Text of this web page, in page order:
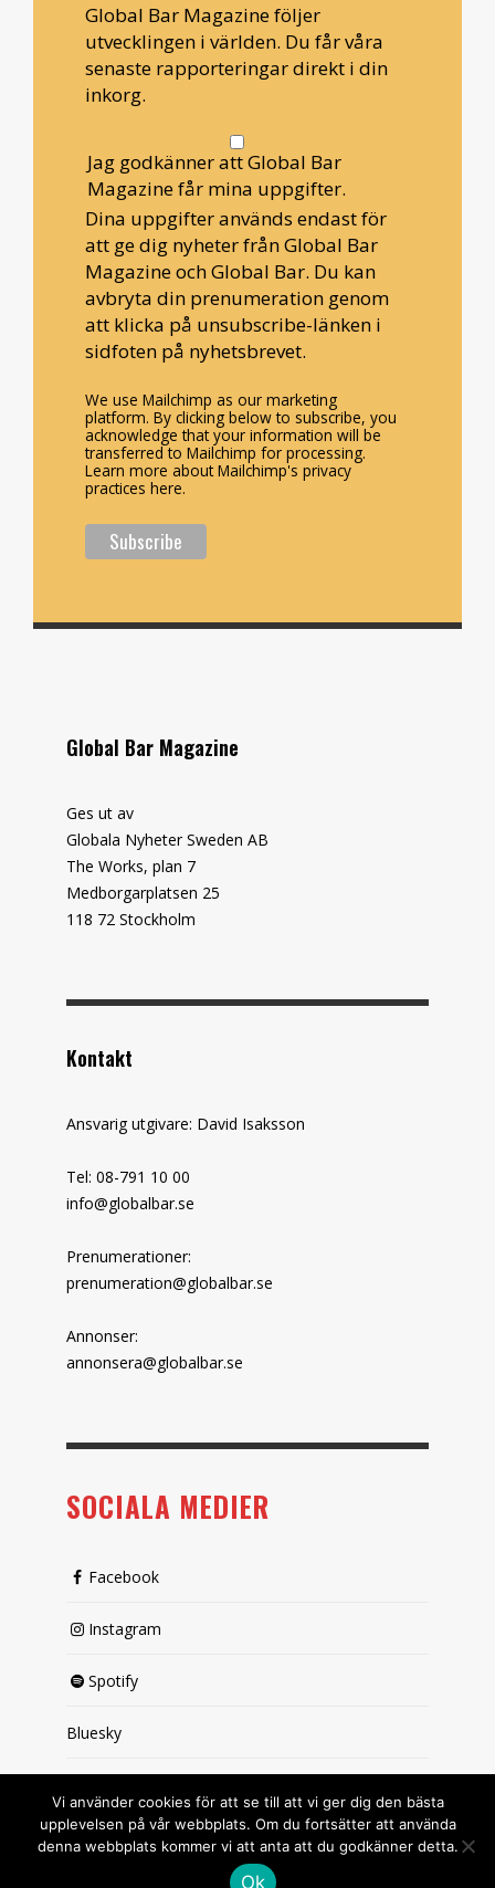
Global Bar Magazine följer
utvecklingen i världen. Du får våra
senaste rapporteringar direkt i din
inkorg.
Jag godkänner att Global Bar
Magazine får mina uppgifter.
Dina uppgifter används endast för
att ge dig nyheter från Global Bar
Magazine och Global Bar. Du kan
avbryta din prenumeration genom
att klicka på unsubscribe-länken i
sidfoten på nyhetsbrevet.
We use Mailchimp as our marketing
platform. By clicking below to subscribe, you
acknowledge that your information will be
transferred to Mailchimp for processing.
Learn more about Mailchimp's privacy
practices here.
Global Bar Magazine
Ges ut av
Globala Nyheter Sweden AB
The Works, plan 7
Medborgarplatsen 25
118 72 Stockholm
Kontakt
Ansvarig utgivare: David Isaksson
Tel: 08-791 10 00
info@globalbar.se
Prenumerationer:
prenumeration@globalbar.se
Annonser:
annonsera@globalbar.se
SOCIALA MEDIER
Facebook
Instagram
Spotify
Bluesky
Vi använder cookies för att se till att vi ger dig den bästa
upplevelsen på vår webbplats. Om du fortsätter att använda
denna webbplats kommer vi att anta att du godkänner detta.
Ok